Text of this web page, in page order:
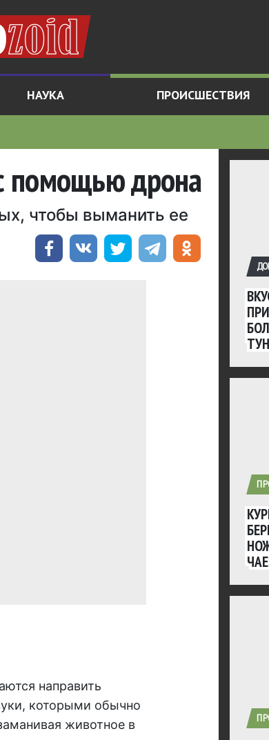
НАУКА ПРОИСШЕСТВИЯ
помощью дрона
чтобы выманить ее
направить
которыми обычно
животное в